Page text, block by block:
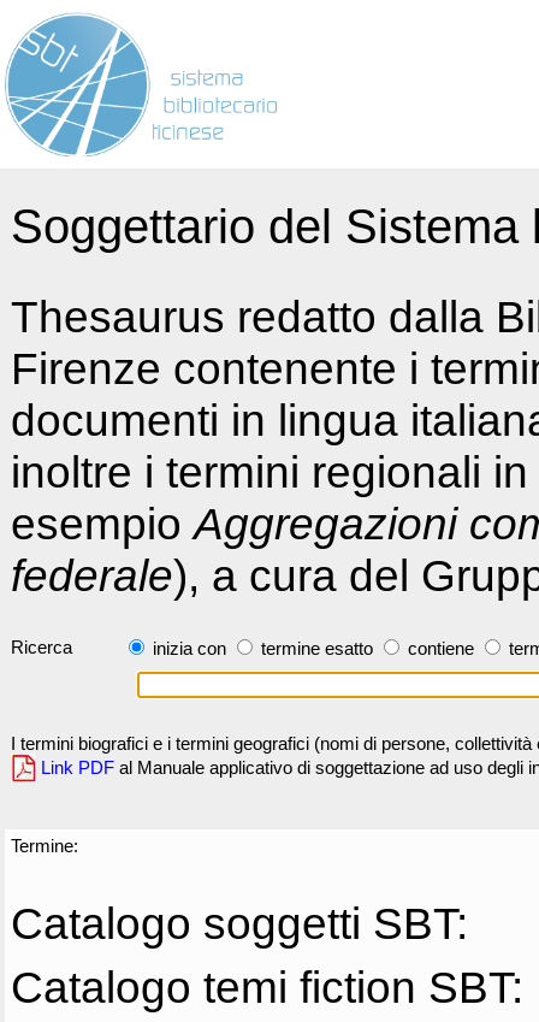
Soggettario del
Thesaurus redatto dalla
Firenze contenente i
documenti in lingua
inoltre i termini regionali
esempioAggregazioni
federale), a cura del
Ricerca inizia con termine esatto contiene
I termini biografici e i termini geografici (nomi di persone,
Link PDF al Manuale applicativo di soggettazione ad uso degli
Termine:
Catalogo soggetti SBT:
Catalogo temi fiction SBT: